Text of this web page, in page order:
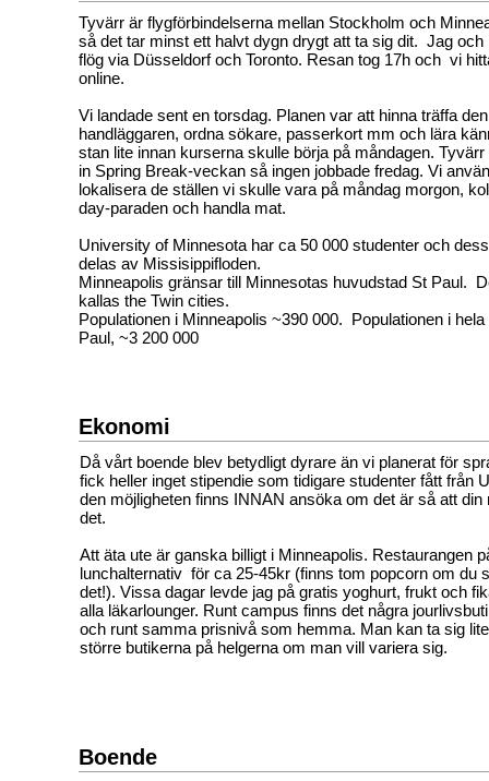
Tyvärr är flygförbindelserna mellan Stockholm och
så det tar minst ett halvt dygn drygt att ta sig dit. Jag
flög via Düsseldorf och Toronto. Resan tog 17h och vi
online.
Vi landade sent en torsdag. Planen var att hinna träffa
handläggaren, ordna sökare, passerkort mm och lära
stan lite innan kurserna skulle börja på måndagen.
in Spring Break-veckan så ingen jobbade fredag. Vi
lokalisera de ställen vi skulle vara på måndag morgon,
day-paraden och handla mat.
University of Minnesota har ca 50 000 studenter och
delas av Missisippifloden.
Minneapolis gränsar till Minnesotas huvudstad St Paul.
kallas the Twin cities.
Populationen i Minneapolis ~390 000. Populationen i
Paul, ~3 200 000
Ekonomi
Då vårt boende blev betydligt dyrare än vi planerat för
fick heller inget stipendie som tidigare studenter fått från
den möjligheten finns INNAN ansöka om det är så att din
det.
Att äta ute är ganska billigt i Minneapolis. Restaurangen
lunchalternativ för ca 25-45kr (finns tom popcorn om du
det!). Vissa dagar levde jag på gratis yoghurt, frukt och
alla läkarlounger. Runt campus finns det några
och runt samma prisnivå som hemma. Man kan ta sig
större butikerna på helgerna om man vill variera sig.
Boende